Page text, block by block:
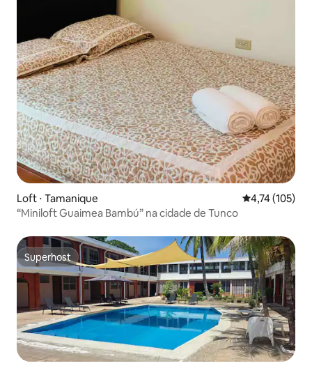
Loft ⋅ Tamanique 4,74 de uma
4,74 (105)
“Miniloft Guaimea Bambú” na cidade de Tunco
Superhost
Superhost